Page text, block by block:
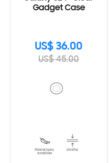
Gadget Case
US$ 36.00
US$ 45.00